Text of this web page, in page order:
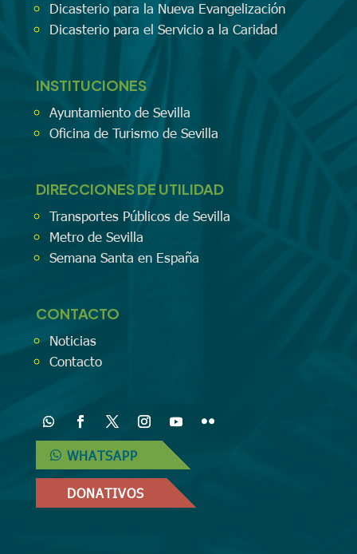
Dicasterio para la Nueva Evangelización
Dicasterio para el Servicio a la Caridad
INSTITUCIONES
Ayuntamiento de Sevilla
Oficina de Turismo de Sevilla
DIRECCIONES DE UTILIDAD
Transportes Públicos de Sevilla
Metro de Sevilla
Semana Santa en España
CONTACTO
Noticias
Contacto
WHATSAPP
DONATIVOS